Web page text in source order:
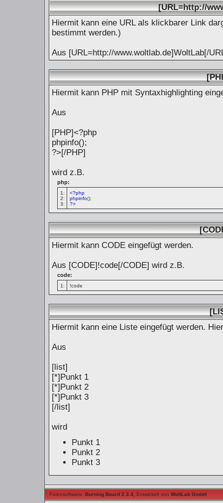
[URL=http://
Hiermit kann eine URL als klickbarer Link
bestimmt werden.)
Aus [URL=http://www.woltlab.de]WoltLab[/
Hiermit kann PHP mit Syntaxhighlighting
Aus
[PHP]<?php
phpinfo();
?>[/PHP]
wird z.B.
php:
1:
2:
3:
<?php
phpinfo();
?>
Hiermit kann CODE eingefügt werden.
Aus [CODE]!code[/CODE] wird z.B.
code:
1: !code
Hiermit kann eine Liste eingefügt werden.
Aus
[list]
[*]Punkt 1
[*]Punkt 2
[*]Punkt 3
[/list]
wird
Punkt 1
Punkt 2
Punkt 3
Forensoftware: Burning Board 2.3.4 Entwickelt von WoltLab GmbH